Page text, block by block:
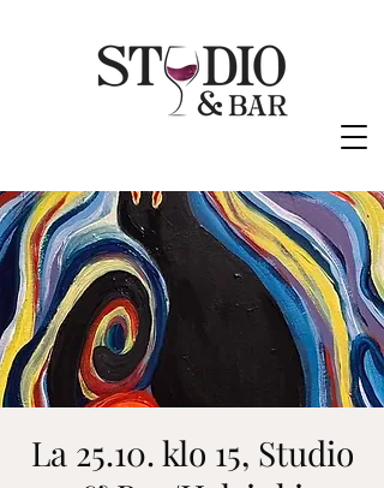
La 25.10. klo 15, Studio